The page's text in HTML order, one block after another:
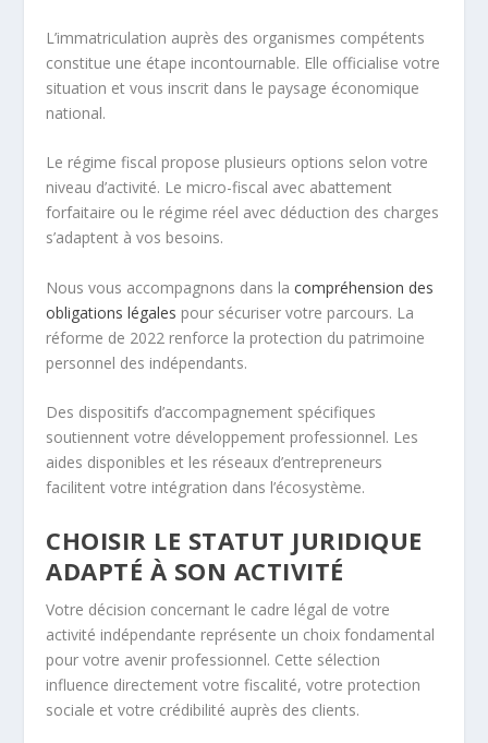
L’immatriculation auprès des organismes compétents
constitue une étape incontournable. Elle officialise votre
situation et vous inscrit dans le paysage économique
national.
Le régime fiscal propose plusieurs options selon votre
niveau d’activité. Le micro-fiscal avec abattement
forfaitaire ou le régime réel avec déduction des charges
s’adaptent à vos besoins.
Nous vous accompagnons dans lacompréhension des
obligations légales pour sécuriser votre parcours. La
réforme de 2022 renforce la protection du patrimoine
personnel des indépendants.
Des dispositifs d’accompagnement spécifiques
soutiennent votre développement professionnel. Les
aides disponibles et les réseaux d’entrepreneurs
facilitent votre intégration dans l’écosystème.
CHOISIR LE STATUT JURIDIQUE
ADAPTÉ À SON ACTIVITÉ
Votre décision concernant le cadre légal de votre
activité indépendante représente un choix fondamental
pour votre avenir professionnel. Cette sélection
influence directement votre fiscalité, votre protection
sociale et votre crédibilité auprès des clients.